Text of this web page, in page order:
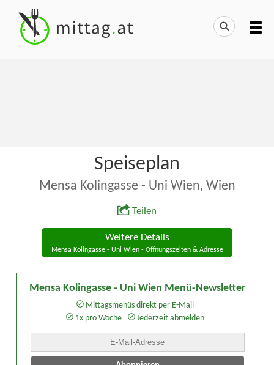
Speiseplan
Mensa Kolingasse - Uni Wien, Wien
Teilen
Weitere Details
Mensa Kolingasse - Uni Wien - Öffnungszeiten & Adresse
Mensa Kolingasse - Uni Wien Menü-Newsletter
Mittagsmenüs direkt per E-Mail
1x pro Woche
Jederzeit abmelden